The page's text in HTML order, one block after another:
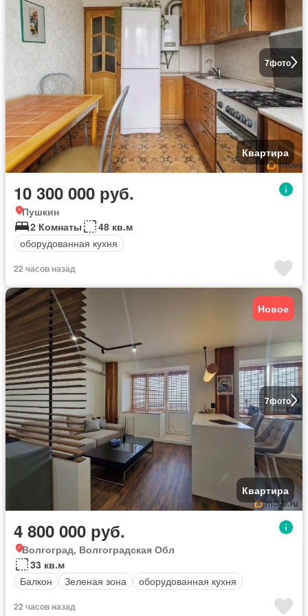
7фото
Квартира
10 300 000 руб.
Пушкин
2 Комнаты
48 кв.м
оборудованная кухня
22 часов назад
7фото
Новое
Квартира
4 800 000 руб.
Волгоград, Волгоградская Обл
33 кв.м
Балкон
Зеленая зона оборудованная кухня
22 часов назад